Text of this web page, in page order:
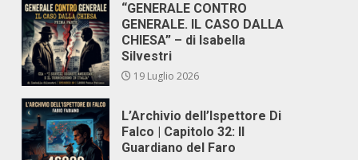
“GENERALE CONTRO
GENERALE. IL CASO DALLA
CHIESA” – di Isabella
Silvestri
19 Luglio 2026
L’Archivio dell’Ispettore Di
Falco | Capitolo 32: Il
Guardiano del Faro